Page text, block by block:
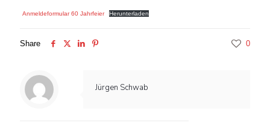
Anmeldeformular 60 Jahrfeier Herunterladen
Share 0
Jürgen Schwab